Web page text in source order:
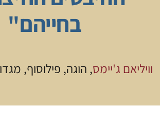
בחייהם"
וויליאם ג'יימס, הוגה, פילוסוף,